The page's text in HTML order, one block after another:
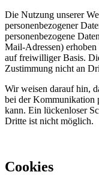
Die Nutzung unserer
personenbezogener
personenbezogene
Mail-Adressen)
auf freiwilliger Basis.
Zustimmung nicht an
Wir weisen darauf hin,
bei der Kommunikation
kann. Ein lückenloser
Dritte ist nicht möglich.
Cookies